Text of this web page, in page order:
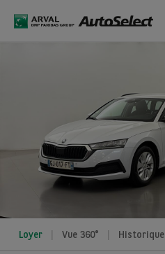
Loyer Vue 360° Historique